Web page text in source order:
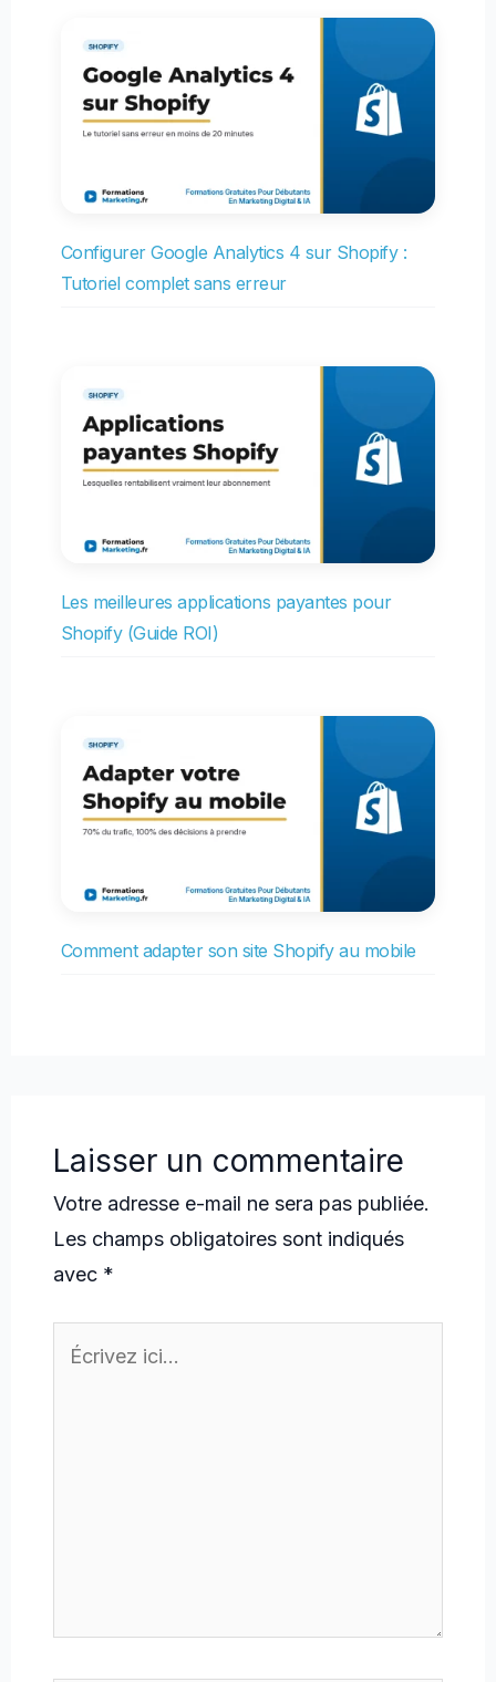
Configurer Google Analytics 4 sur Shopify :
Tutoriel complet sans erreur
Les meilleures applications payantes pour
Shopify (Guide ROI)
Comment adapter son site Shopify au mobile
Laisser un commentaire
Votre adresse e-mail ne sera pas publiée.
Les champs obligatoires sont indiqués
avec *
Écrivez